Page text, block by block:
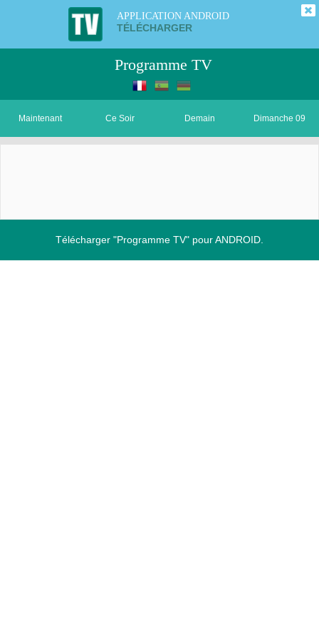
APPLICATION ANDROID
TÉLÉCHARGER
Programme TV
Maintenant Ce Soir Demain Dimanche 09
Télécharger "Programme TV" pour ANDROID.